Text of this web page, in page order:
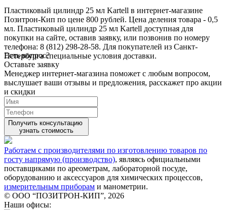
Пластиковый цилиндр 25 мл Kartell в интернет-магазине
Позитрон-Кип по цене 800 рублей. Цена деления товара - 0,5
мл. Пластиковый цилиндр 25 мл Kartell доступная для
покупки на сайте, оставив заявку, или позвонив по номеру
телефона: 8 (812) 298-28-58. Для покупателей из Санкт-
Петербурга специальные условия доставки.
Есть вопрос?
Оставьте заявку
Менеджер интернет-магазина поможет с любым вопросом,
выслушает ваши отзывы и предложения, расскажет про акции
и скидки
Получить консультацию
узнать стоимость
Работаем с производителями по изготовлению товаров по
госту напрямую (производство), являясь официальными
поставщиками по ареометрам, лабораторной посуде,
оборудованию и аксессуаров для химических процессов,
измерительным приборам и манометрии.
© ООО “ПОЗИТРОН-КИП”, 2026
Наши офисы: